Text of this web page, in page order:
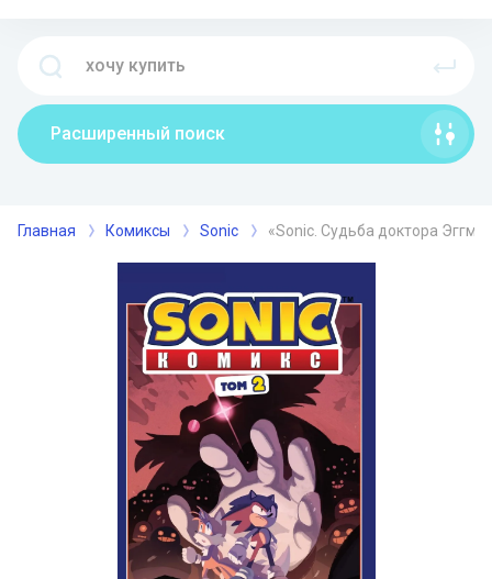
Расширенный поиск
Главная Комиксы Sonic «Sonic. Судьба доктора